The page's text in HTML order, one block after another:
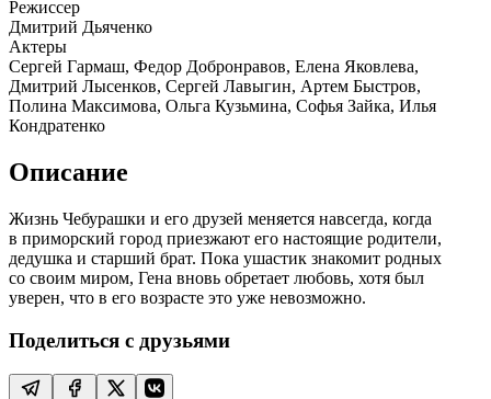
Режиссер
Дмитрий Дьяченко
Актеры
Сергей Гармаш, Федор Добронравов, Елена Яковлева,
Дмитрий Лысенков, Сергей Лавыгин, Артем Быстров,
Полина Максимова, Ольга Кузьмина, Софья Зайка, Илья
Кондратенко
Описание
Жизнь Чебурашки и его друзей меняется навсегда, когда
в приморский город приезжают его настоящие родители,
дедушка и старший брат. Пока ушастик знакомит родных
со своим миром, Гена вновь обретает любовь, хотя был
уверен, что в его возрасте это уже невозможно.
Поделиться с друзьями